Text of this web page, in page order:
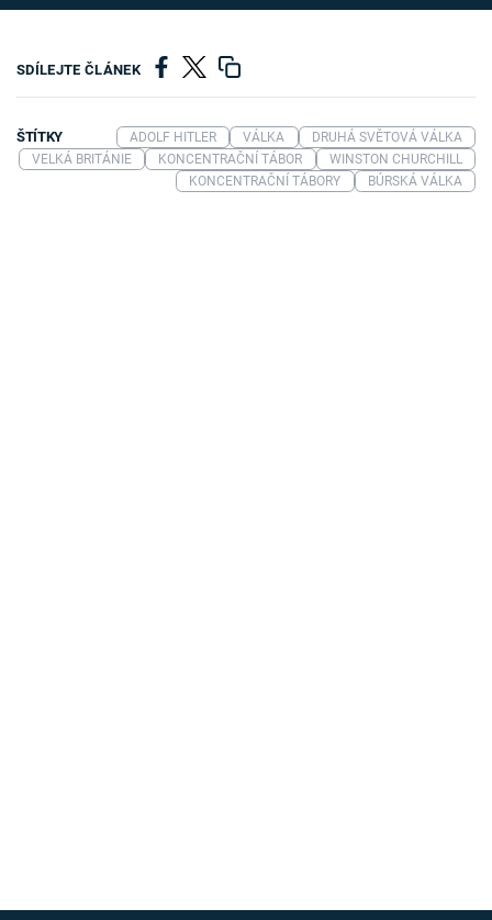
SDÍLEJTE ČLÁNEK
ŠTÍTKY ADOLF HITLER VÁLKA
DRUHÁ SVĚTOVÁ VÁLKA
VELKÁ BRITÁNIE
KONCENTRAČNÍ TÁBOR
WINSTON CHURCHILL
KONCENTRAČNÍ TÁBORY
BÚRSKÁ VÁLKA